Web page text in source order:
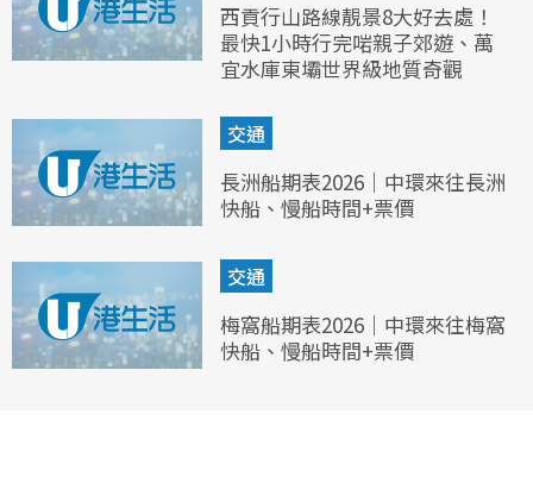
西貢行山路線靚景8大好去處！
最快1小時行完啱親子郊遊、萬
宜水庫東壩世界級地質奇觀
交通
長洲船期表2026｜中環來往長洲
快船、慢船時間+票價
交通
梅窩船期表2026｜中環來往梅窩
快船、慢船時間+票價